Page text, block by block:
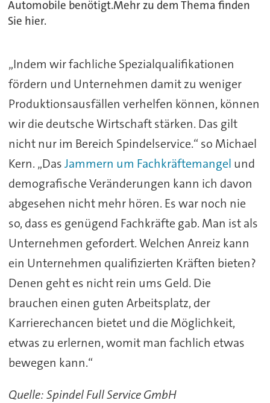
Automobile benötigt.Mehr zu dem Thema finden
Sie hier.
„Indem wir fachliche Spezialqualifikationen
fördern und Unternehmen damit zu weniger
Produktionsausfällen verhelfen können, können
wir die deutsche Wirtschaft stärken. Das gilt
nicht nur im Bereich Spindelservice.“ so Michael
Kern. „DasJammern um Fachkräftemangel und
demografische Veränderungen kann ich davon
abgesehen nicht mehr hören. Es war noch nie
so, dass es genügend Fachkräfte gab. Man ist als
Unternehmen gefordert. Welchen Anreiz kann
ein Unternehmen qualifizierten Kräften bieten?
Denen geht es nicht rein ums Geld. Die
brauchen einen guten Arbeitsplatz, der
Karrierechancen bietet und die Möglichkeit,
etwas zu erlernen, womit man fachlich etwas
bewegen kann.“
Quelle: Spindel Full Service GmbH